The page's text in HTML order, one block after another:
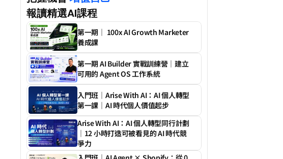
報讀精選AI課程
第一期｜ 100x AI Growth Marketer
養成課
第一期 AI Builder 實戰訓練營｜建立
可用的 Agent OS 工作系統
入門班｜Arise With AI：AI 個人轉型
第一課｜AI 時代個人價值起步
Arise With AI：AI 個人轉型同行計劃
｜12 小時打造可被看見的 AI 時代競
爭力